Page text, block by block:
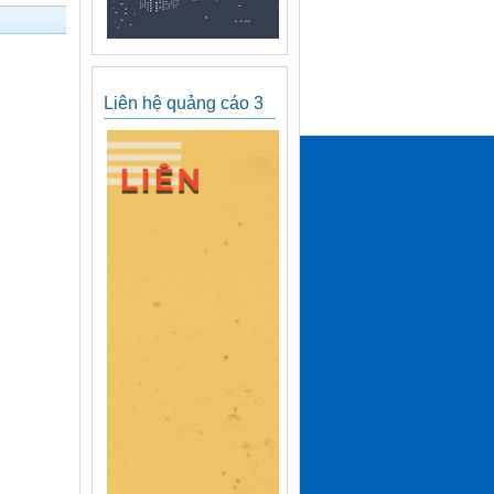
Liên hệ quảng cáo 3